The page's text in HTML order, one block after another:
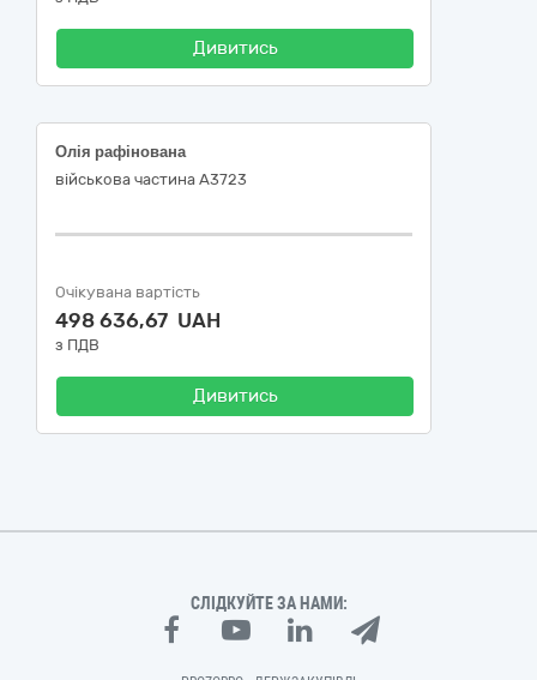
Дивитись
Олія рафінована
військова частина А3723
Очікувана вартість
498 636,67 UAH
з ПДВ
Дивитись
СЛІДКУЙТЕ ЗА НАМИ: